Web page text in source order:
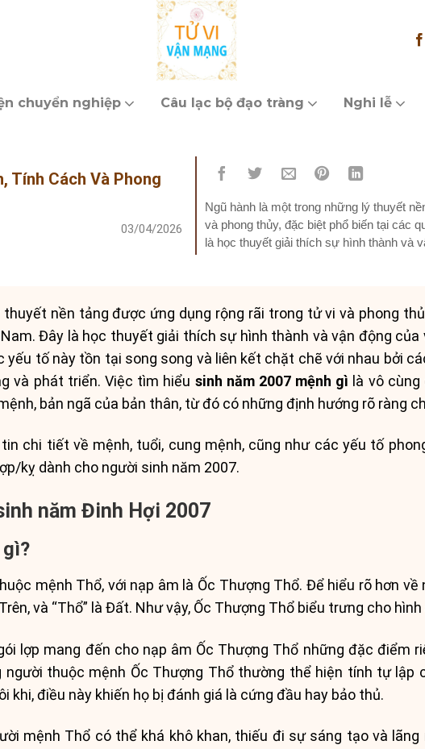
chuyển nghiệp Câu lạc bộ đạo tràng Nghi lễ
Tính Cách Và Phong
03/04/2026
Ngũ hành là một trong những lý thuyết
và phong thủy, đặc biệt phổ biến tại các
là học thuyết giải thích sự hình thành và
nền tảng được ứng dụng rộng rãi trong tử vi và phong
Đây là học thuyết giải thích sự hình thành và vận động
yếu tố này tồn tại song song và liên kết chặt chẽ với nhau bởi
và phát triển. Việc tìm hiểu sinh năm 2007 mệnh gì là vô
bản ngã của bản thân, từ đó có những định hướng rõ ràng
chi tiết về mệnh, tuổi, cung mệnh, cũng như các yếu tố
kỵ dành cho người sinh năm 2007.
năm Đinh Hợi 2007
mệnh Thổ, với nạp âm là Ốc Thượng Thổ. Để hiểu rõ hơn về
và “Thổ” là Đất. Như vậy, Ốc Thượng Thổ biểu trưng cho
lợp mang đến cho nạp âm Ốc Thượng Thổ những đặc điểm
thuộc mệnh Ốc Thượng Thổ thường thể hiện tính tự lập
khi, điều này khiến họ bị đánh giá là cứng đầu hay bảo thủ.
mệnh Thổ có thể khá khô khan, thiếu đi sự sáng tạo và